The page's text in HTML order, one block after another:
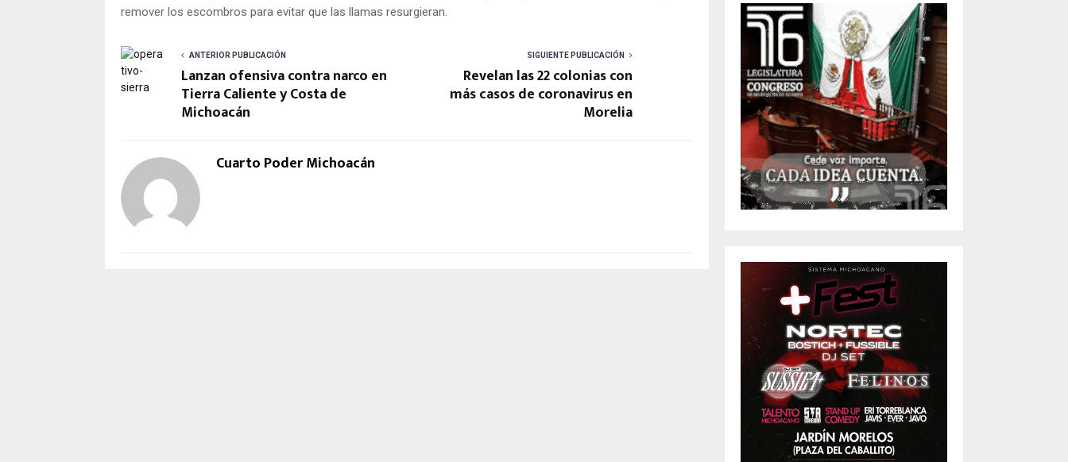
remover los escombros para evitar que las llamas resurgieran.
ANTERIOR PUBLICACIÓN
Lanzan ofensiva contra narco en
Tierra Caliente y Costa de
Michoacán
SIGUIENTE PUBLICACIÓN
Revelan las 22 colonias con
más casos de coronavirus en
Morelia
Cuarto Poder Michoacán